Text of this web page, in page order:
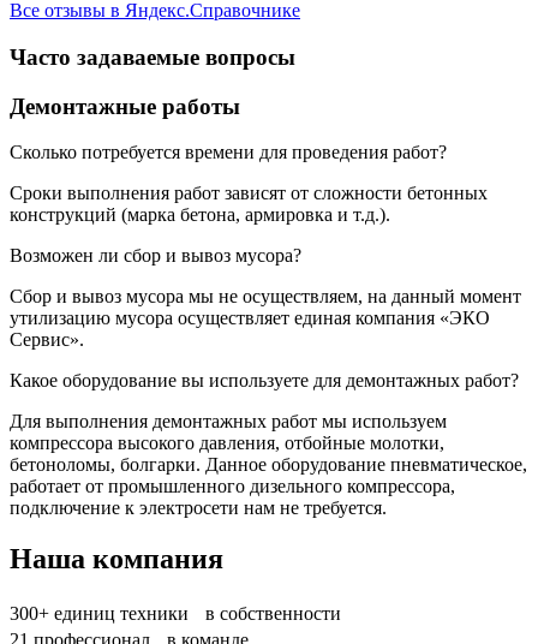
Все отзывы в Яндекс.Справочнике
Часто задаваемые вопросы
Демонтажные работы
Сколько потребуется времени для проведения работ?
Сроки выполнения работ зависят от сложности бетонных
конструкций (марка бетона, армировка и т.д.).
Возможен ли сбор и вывоз мусора?
Сбор и вывоз мусора мы не осуществляем, на данный момент
утилизацию мусора осуществляет единая компания «ЭКО
Сервис».
Какое оборудование вы используете для демонтажных работ?
Для выполнения демонтажных работ мы используем
компрессора высокого давления, отбойные молотки,
бетоноломы, болгарки. Данное оборудование пневматическое,
работает от промышленного дизельного компрессора,
подключение к электросети нам не требуется.
Наша компания
300+ единиц техники в собственности